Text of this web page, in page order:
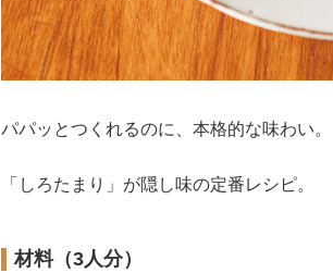
パパッとつくれるのに、本格的な味わい。
「しろたまり」が隠し味の定番レシピ。
材料（3人分）